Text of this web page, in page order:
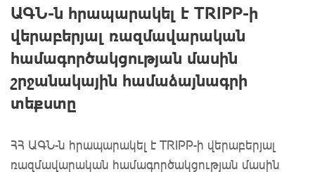
ԱԳՆ-ն հրապարակել է TRIPP-ի
վերաբերյալ ռազմավարական
համագործակցության մասին
շրջանակային համաձայնագրի
տեքստը
ՀՀ ԱԳՆ-ն հրապարակել է TRIPP-ի վերաբերյալ
ռազմավարական համագործակցության մասին